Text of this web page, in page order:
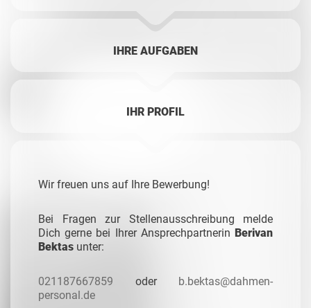
IHRE AUFGABEN
IHR PROFIL
Wir freuen uns auf Ihre Bewerbung!
Bei Fragen zur Stellenausschreibung melde
Dich gerne bei Ihrer Ansprechpartnerin Berivan
Bektas unter:
021187667859 oder b.bektas@dahmen-
personal.de